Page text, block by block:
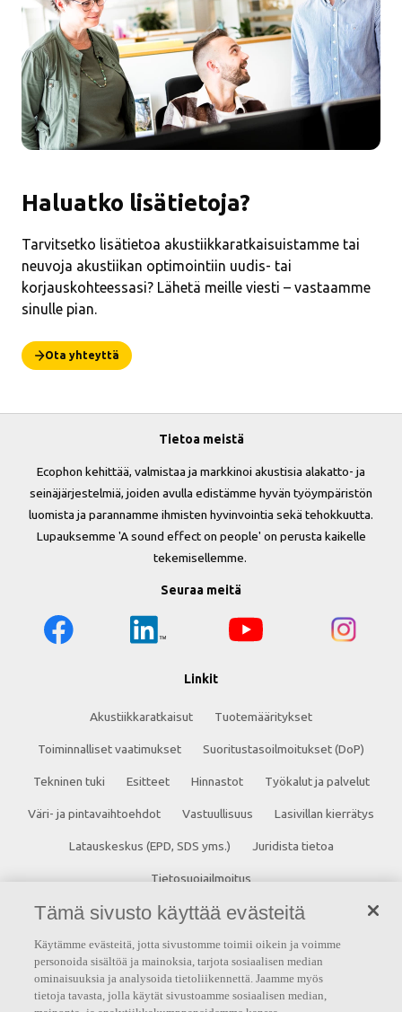
Haluatko lisätietoja?
Tarvitsetko lisätietoa akustiikkaratkaisuistamme tai
neuvoja akustiikan optimointiin uudis- tai
korjauskohteessasi? Lähetä meille viesti – vastaamme
sinulle pian.
Ota yhteyttä
Tietoa meistä
Ecophon kehittää, valmistaa ja markkinoi akustisia alakatto- ja
seinäjärjestelmiä, joiden avulla edistämme hyvän työympäristön
luomista ja parannamme ihmisten hyvinvointia sekä tehokkuutta.
Lupauksemme 'A sound effect on people' on perusta kaikelle
tekemisellemme.
Seuraa meitä
Linkit
Akustiikkaratkaisut Tuotemääritykset
Toiminnalliset vaatimukset Suoritustasoilmoitukset (DoP)
Tekninen tuki Esitteet Hinnastot Työkalut ja palvelut
Väri- ja pintavaihtoehdot Vastuullisuus Lasivillan kierrätys
Latauskeskus (EPD, SDS yms.) Juridista tietoa
Tietosuojailmoitus
Ota yhteyttä
Saint-Gobain Finland Oy
Strömberginkuja 2, 00380 Helsinki
Tämä sivusto käyttää evästeitä
Käytämme evästeitä, jotta sivustomme toimii oikein ja voimme
personoida sisältöä ja mainoksia, tarjota sosiaalisen median
ominaisuuksia ja analysoida tietoliikennettä. Jaamme myös
tietoja tavasta, jolla käytät sivustoamme sosiaalisen median,